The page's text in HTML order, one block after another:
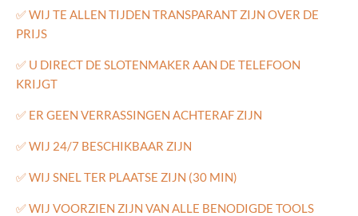
✅WIJ TE ALLEN TIJDEN TRANSPARANT ZIJN OVER DE
PRIJS
✅ U DIRECT DE SLOTENMAKER AAN DE TELEFOON
KRIJGT
✅ ER GEEN VERRASSINGEN ACHTERAF ZIJN
✅WIJ 24/7 BESCHIKBAAR ZIJN
✅WIJ SNEL TER PLAATSE ZIJN (30 MIN)
✅WIJ VOORZIEN ZIJN VAN ALLE BENODIGDE TOOLS